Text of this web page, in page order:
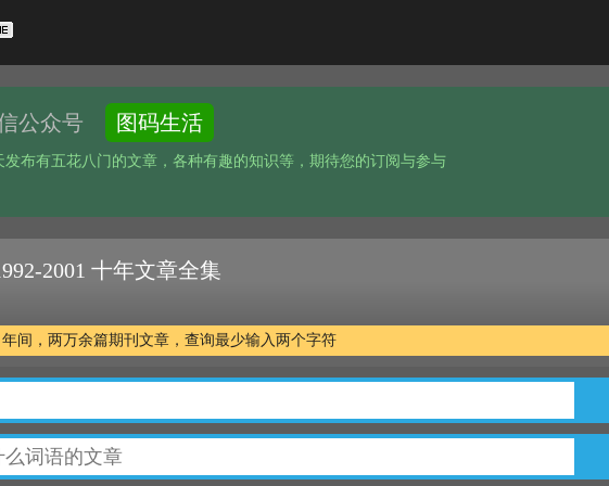
公众号 图码生活
发布有五花八门的文章，各种有趣的知识等，期待您的订阅与参与
2001 十年文章全集
年间，两万余篇期刊文章，查询最少输入两个字符